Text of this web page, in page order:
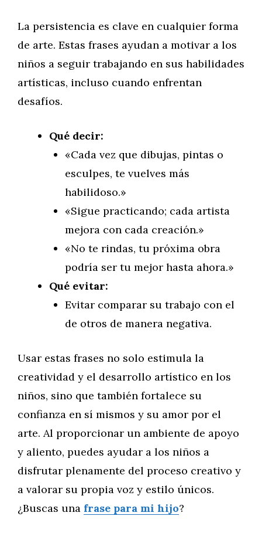
La persistencia es clave en cualquier forma
de arte. Estas frases ayudan a motivar a los
niños a seguir trabajando en sus habilidades
artísticas, incluso cuando enfrentan
desafíos.
Qué decir:
«Cada vez que dibujas, pintas o
esculpes, te vuelves más
habilidoso.»
«Sigue practicando; cada artista
mejora con cada creación.»
«No te rindas, tu próxima obra
podría ser tu mejor hasta ahora.»
Qué evitar:
Evitar comparar su trabajo con el
de otros de manera negativa.
Usar estas frases no solo estimula la
creatividad y el desarrollo artístico en los
niños, sino que también fortalece su
confianza en sí mismos y su amor por el
arte. Al proporcionar un ambiente de apoyo
y aliento, puedes ayudar a los niños a
disfrutar plenamente del proceso creativo y
a valorar su propia voz y estilo únicos.
¿Buscas una frase para mi hijo?